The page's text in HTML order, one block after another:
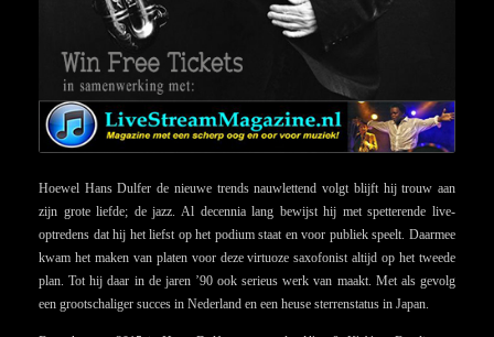
Hoewel Hans Dulfer de nieuwe trends nauwlettend volgt blijft hij trouw aan
zijn grote liefde; de jazz. Al decennia lang bewijst hij met spetterende live-
optredens dat hij het liefst op het podium staat en voor publiek speelt. Daarmee
kwam het maken van platen voor deze virtuoze saxofonist altijd op het tweede
plan. Tot hij daar in de jaren ’90 ook serieus werk van maakt. Met als gevolg
een grootschaliger succes in Nederland en een heuse sterrenstatus in Japan.